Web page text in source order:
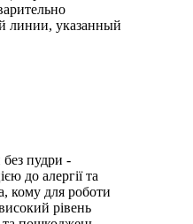
линии, указанный
без пудри -
до алергії та
кому для роботи
рівень